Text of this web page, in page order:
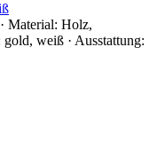
Material: Holz,
weiß · Ausstattung: